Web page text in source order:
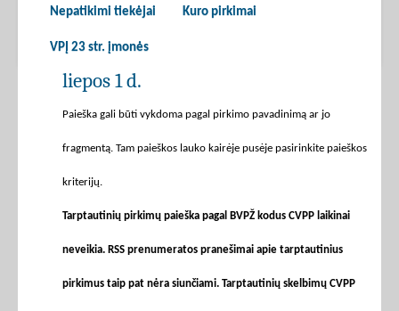
Nepatikimi tiekėjai Kuro pirkimai
VPĮ 23 str. įmonės
liepos 1 d.
Paieška gali būti vykdoma pagal pirkimo pavadinimą ar jo
fragmentą. Tam paieškos lauko kairėje pusėje pasirinkite paieškos
kriterijų.
Tarptautinių pirkimų paieška pagal BVPŽ kodus CVPP laikinai
neveikia. RSS prenumeratos pranešimai apie tarptautinius
pirkimus taip pat nėra siunčiami. Tarptautinių skelbimų CVPP